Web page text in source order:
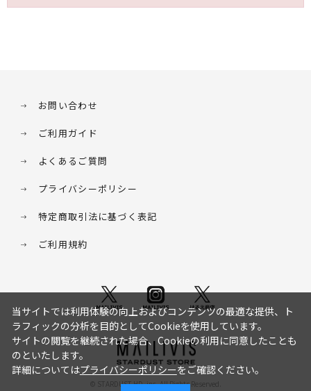
お問い合わせ
ご利用ガイド
よくあるご質問
プライバシーポリシー
特定商取引法に基づく表記
ご利用規約
© STARDUST HD. inc. All Rights Reserved.
当サイトでは利用体験の向上およびコンテンツの最適な提供、ト
ラフィックの分析を目的としてCookieを使用しています。
サイトの閲覧を継続された場合、Cookieの利用に同意したことも
のといたします。
詳細についてはプライバシーポリシーをご確認ください。